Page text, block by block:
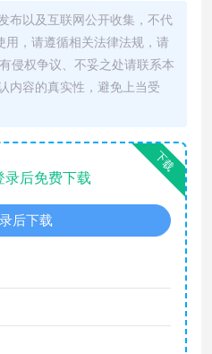
布以及互联网公开收集，不代
，请遵循相关法律法规，请
侵权争议、不妥之处请联系本
内容的真实性，避免上当受
下载
录后免费下载
后下载